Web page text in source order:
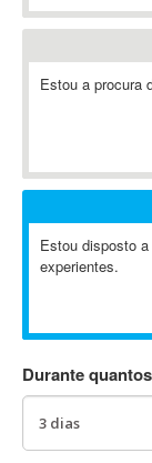
ABAP
Abaqus
ABBYY
Ableton
Ableton Push
Abstract
AC3
Estou a procura
Estou disposto
experientes.
Durante